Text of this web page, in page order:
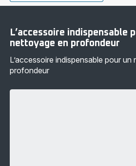
L’accessoire indispensable
nettoyage en profondeur
L’accessoire indispensable pour un
profondeur